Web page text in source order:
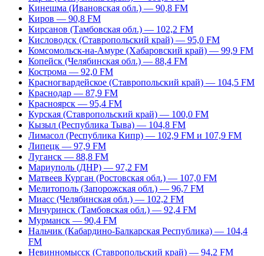
Кинешма (Ивановская обл.) — 90,8 FM
Киров — 90,8 FM
Кирсанов (Тамбовская обл.) — 102,2 FM
Кисловодск (Ставропольский край) — 95,0 FM
Комсомольск-на-Амуре (Хабаровский край) — 99,9 FM
Копейск (Челябинская обл.) — 88,4 FM
Кострома — 92,0 FM
Красногвардейское (Ставропольский край) — 104,5 FM
Краснодар — 87,9 FM
Красноярск — 95,4 FM
Курская (Ставропольский край) — 100,0 FM
Кызыл (Республика Тыва) — 104,8 FM
Лимасол (Республика Кипр) — 102,9 FM и 107,9 FM
Липецк — 97,9 FM
Луганск — 88,8 FM
Мариуполь (ДНР) — 97,2 FM
Матвеев Курган (Ростовская обл.) — 107,0 FM
Мелитополь (Запорожская обл.) — 96,7 FM
Миасс (Челябинская обл.) — 102,2 FM
Мичуринск (Тамбовская обл.) — 92,4 FM
Мурманск — 90,4 FM
Нальчик (Кабардино-Балкарская Республика) — 104,4
FM
Невинномысск (Ставропольский край) — 94,2 FM